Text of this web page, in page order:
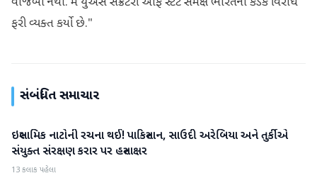
ફરી વ્યક્ત કર્યો છે."
સંબંધિત સમાચાર
આંતરરાષ્ટ્રીય
ઇસ્લામિક નાટોની રચના થઈ! પાકિસ્તાન, સાઉદી અરેબિયા અને તુર્કીએ
સંયુક્ત સંરક્ષણ કરાર પર હસ્તાક્ષર
13 કલાક પહેલા